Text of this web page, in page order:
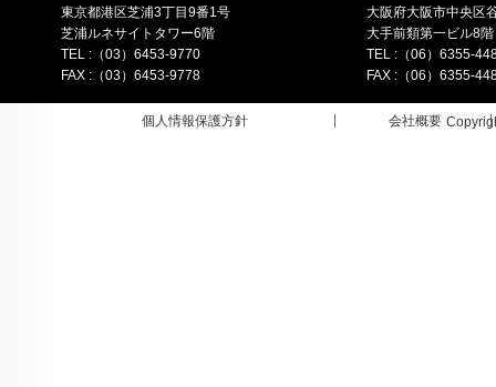
東京都港区芝浦3丁目9番1号
芝浦ルネサイトタワー6階
TEL :（03）6453-9770
FAX :（03）6453-9778
大阪府大阪市中央区
大手前類第一ビル8階
TEL :（06）6355-
FAX :（06）6355-
個人情報保護方針 会社概要